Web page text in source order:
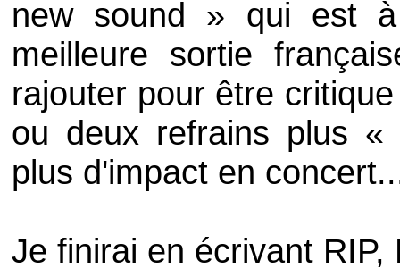
new sound » qui est
meilleure sortie
rajouter pour être
ou deux refrains plus
plus d'impact en
Je finirai en écrivant RIP,